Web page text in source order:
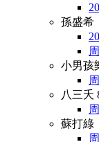
孫盛希
小男孩
八三夭
蘇打綠